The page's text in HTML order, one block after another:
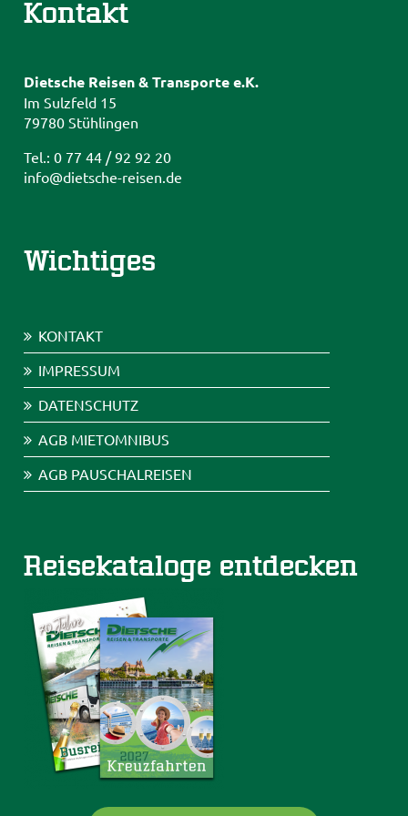
Kontakt
Dietsche Reisen & Transporte e.K.
Im Sulzfeld 15
79780 Stühlingen
Tel.: 0 77 44 / 92 92 20
info@dietsche-reisen.de
Wichtiges
KONTAKT
IMPRESSUM
DATENSCHUTZ
AGB MIETOMNIBUS
AGB PAUSCHALREISEN
Reisekataloge entdecken